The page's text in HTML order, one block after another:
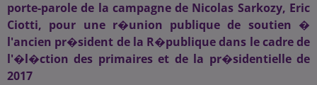
porte-parole de la campagne de Nicolas Sarkozy, Eric
Ciotti, pour une r�union publique de soutien �
l'ancien pr�sident de la R�publique dans le cadre de
l'�l�ction des primaires et de la pr�sidentielle de
2017